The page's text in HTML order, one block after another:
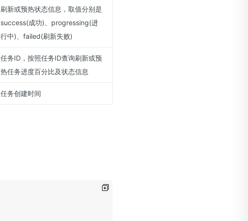
刷新或预热状态信息，取值分别是
success(成功)、progressing(进
行中)、failed(刷新失败)
任务ID，按照任务ID查询刷新或预
热任务进度百分比及状态信息
任务创建时间